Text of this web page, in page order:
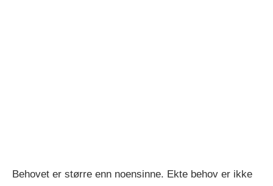
Behovet er større enn noensinne. Ekte behov er ikke